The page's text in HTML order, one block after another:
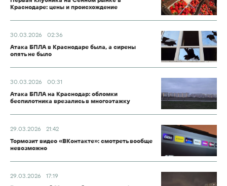
Краснодаре: цены и происхождение
30.03.2026
02:36
Атака БПЛА в Краснодаре была, а сирены
опять не было
30.03.2026
00:31
Атака БПЛА на Краснодар: обломки
беспилотника врезались в многоэтажку
29.03.2026
21:42
Тормозит видео «ВКонтакте»: смотреть вообще
невозможно
29.03.2026
17:19